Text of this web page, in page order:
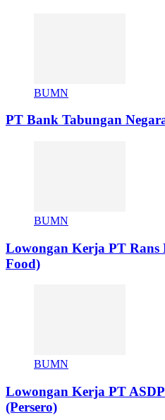
BUMN
PT Bank Tabungan
BUMN
Lowongan Kerja PT Rans
Food)
BUMN
Lowongan Kerja PT
(Persero)